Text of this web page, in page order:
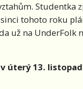
Studentka
tohoto roku
už na UnderFolk
v úterý 13.